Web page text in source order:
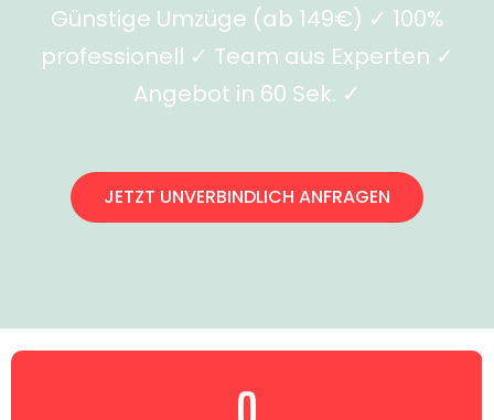
Günstige Umzüge (ab 149€) ✓ 100%
professionell ✓ Team aus Experten ✓
Angebot in 60 Sek. ✓
JETZT UNVERBINDLICH ANFRAGEN